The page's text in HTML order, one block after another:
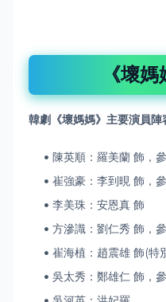
《壞
韓劇《壞媽媽》主要演員陣
陳英順：羅美蘭 飾，
崔強豪：李到晛 飾，
李美珠：安恩真 飾
方滲識：劉仁秀 飾，
崔海植：趙震雄 飾(特
吳太秀：鄭雄仁 飾，